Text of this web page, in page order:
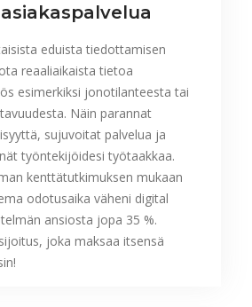
eduista tiedottamisen
reaaliaikaista tietoa
esimerkiksi jonotilanteesta tai
Näin parannat
sujuvoitat palvelua ja
työntekijöidesi työtaakkaa.
kenttätutkimuksen mukaan
odotusaika väheni digital
ansiosta jopa 35 %.
joka maksaa itsensä